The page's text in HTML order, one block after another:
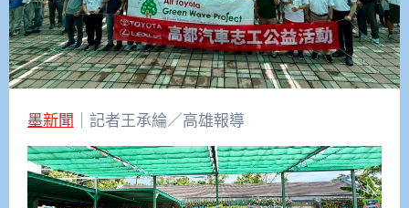
墨新聞 ｜記者王承綸／高雄報導